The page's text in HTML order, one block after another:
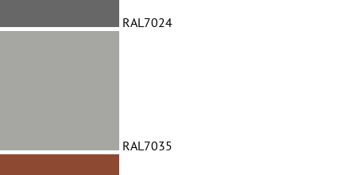
RAL7024
RAL7035